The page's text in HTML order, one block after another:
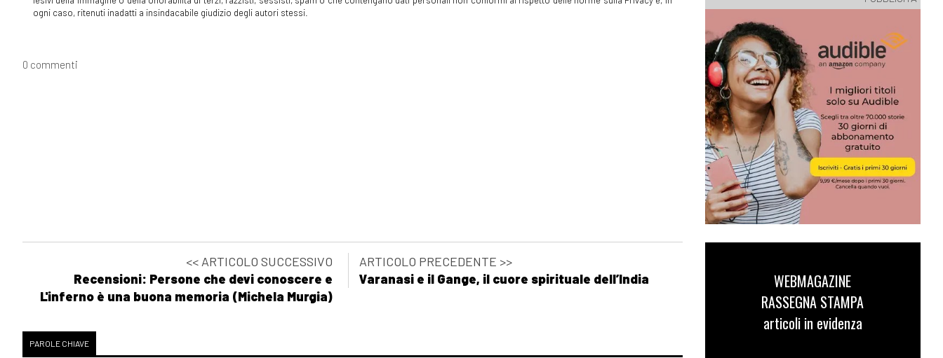
Novembre 2021
Luglio 2021
Giugno 2021
ogni caso, ritenuti inadatti a insindacabile giudizio degli autori stessi.
0 commenti
<< ARTICOLO SUCCESSIVO
Recensioni: Persone che devi conoscere e
L'inferno è una buona memoria (Michela Murgia)
ARTICOLO PRECEDENTE >>
Varanasi e il Gange, il cuore spirituale dell’India
PAROLE CHIAVE
WEBMAGAZINE
RASSEGNA STAMPA
articoli in evidenza